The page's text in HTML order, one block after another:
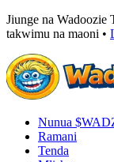
Jiunge na Wadoozie
takwimu na maoni •
Nunua
Ramani
Tenda